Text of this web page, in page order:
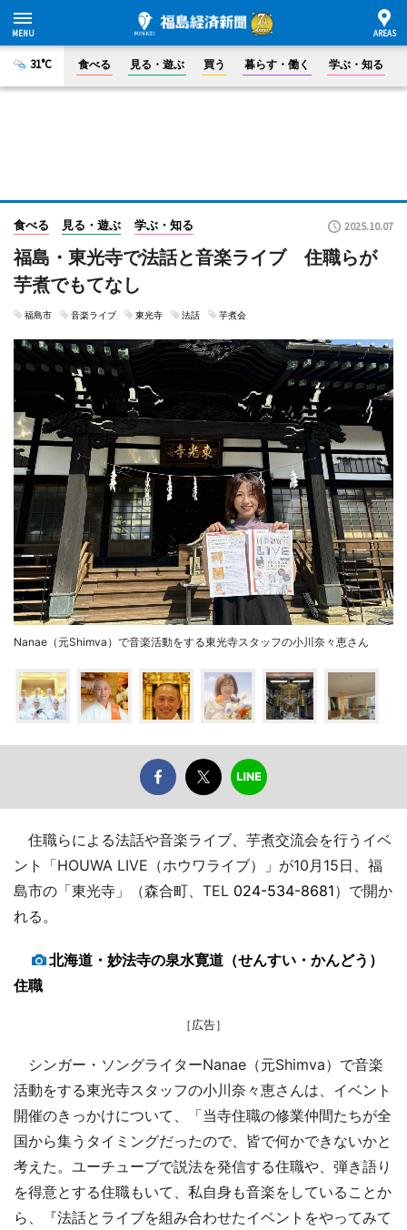
31°C 食べる 見る・遊ぶ 買う 暮らす・働く 学ぶ・知る
食べる 見る・遊ぶ 学ぶ・知る 2025.10.07
福島・東光寺で法話と音楽ライブ 住職らが
芋煮でもてなし
福島市 音楽ライブ 東光寺 法話 芋煮会
Nanae（元Shimva）で音楽活動をする東光寺スタッフの小川奈々恵さん
住職らによる法話や音楽ライブ、芋煮交流会を行うイベ
ント「HOUWA LIVE（ホウワライブ）」が10月15日、福
島市の「東光寺」（森合町、TEL 024-534-8681）で開か
れる。
北海道・妙法寺の泉水寛道（せんすい・かんどう）
住職
［広告］
シンガー・ソングライターNanae（元Shimva）で音楽
活動をする東光寺スタッフの小川奈々恵さんは、イベント
開催のきっかけについて、「当寺住職の修業仲間たちが全
国から集うタイミングだったので、皆で何かできないかと
考えた。ユーチューブで説法を発信する住職や、弾き語り
を得意とする住職もいて、私自身も音楽をしていることか
ら、『法話とライブを組み合わせたイベントをやってみて